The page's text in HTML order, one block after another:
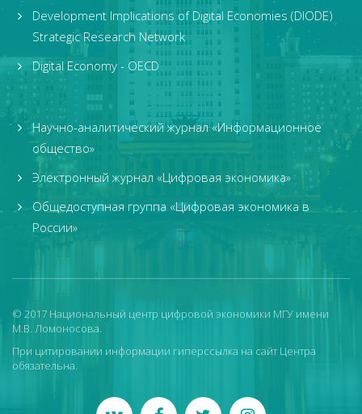
Development Implications of Digital Economies (DIODE)
Strategic Research Network
Digital Economy - OECD
Научно-аналитический журнал «Информационное
общество»
Электронный журнал «Цифровая экономика»
Общедоступная группа «Цифровая экономика в
России»
© 2017 Национальный центр цифровой экономики МГУ имени
М.В. Ломоносова.
При цитировании информации гиперссылка на сайт Центра
обязательна.